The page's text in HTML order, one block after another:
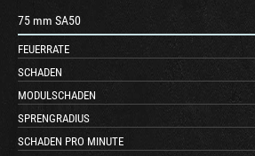
75 mm SA50
FEUERRATE
SCHADEN
MODULSCHADEN
SPRENGRADIUS
SCHADEN PRO MINUTE